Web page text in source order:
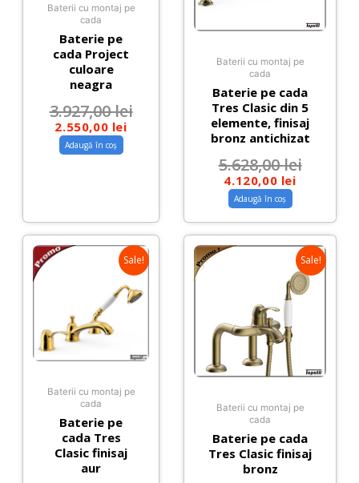
Baterii cu montaj pe
cada
Baterie pe
cada Project
culoare
neagra
3.927,00lei
2.550,00 lei
Adaugă în coș
Baterii cu montaj pe
cada
Baterie pe cada
Tres Clasic din 5
elemente, finisaj
bronz antichizat
5.628,00lei
4.120,00 lei
Adaugă în coș
Sale!
Baterii cu montaj pe
cada
Baterie pe
cada Tres
Clasic finisaj
aur
Sale!
Baterii cu montaj pe
cada
Baterie pe cada
Tres Clasic finisaj
bronz